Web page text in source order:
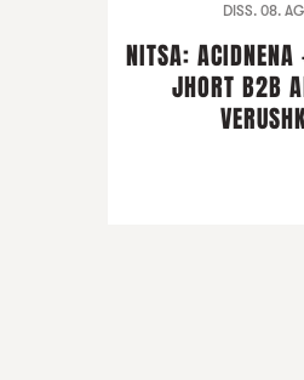
DISS. 08.
NITSA: ACIDNENA
JHORT B2B